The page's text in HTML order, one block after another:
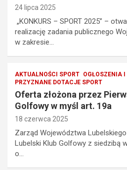
24 lipca 2025
„KONKURS – SPORT 2025” –
realizację zadania publicznego
w zakresie…
AKTUALNOŚCI SPORT OGŁOSZENIA
PRZYZNANE DOTACJE SPORT
Oferta złożona przez
Golfowy w myśl art. 19a
18 czerwca 2025
Zarząd Województwa
Lubelski Klub Golfowy z siedzibą
o…